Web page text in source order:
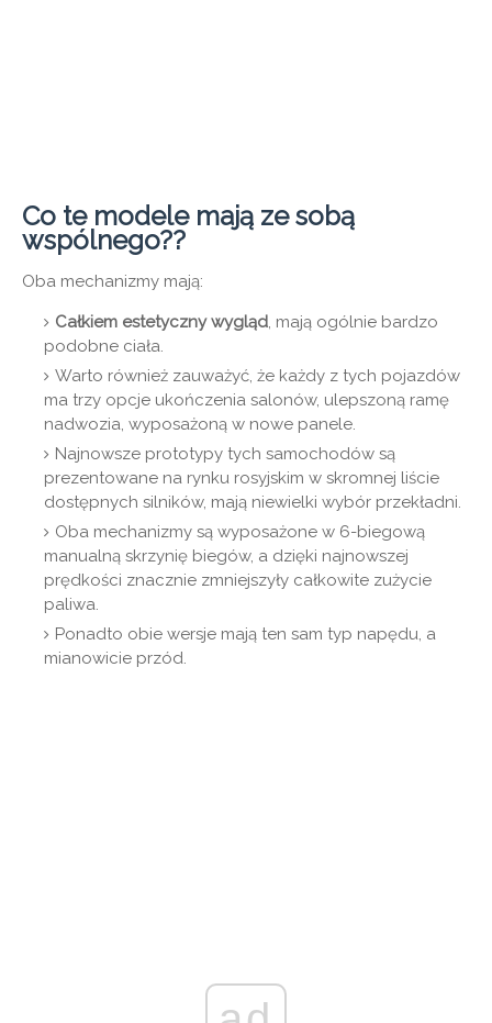
Co te modele mają ze sobą
wspólnego??
Oba mechanizmy mają:
Całkiem estetyczny wygląd , mają ogólnie bardzo
podobne ciała.
Warto również zauważyć, że każdy z tych pojazdów
ma trzy opcje ukończenia salonów, ulepszoną ramę
nadwozia, wyposażoną w nowe panele.
Najnowsze prototypy tych samochodów są
prezentowane na rynku rosyjskim w skromnej liście
dostępnych silników, mają niewielki wybór przekładni.
Oba mechanizmy są wyposażone w 6-biegową
manualną skrzynię biegów, a dzięki najnowszej
prędkości znacznie zmniejszyły całkowite zużycie
paliwa.
Ponadto obie wersje mają ten sam typ napędu, a
mianowicie przód.